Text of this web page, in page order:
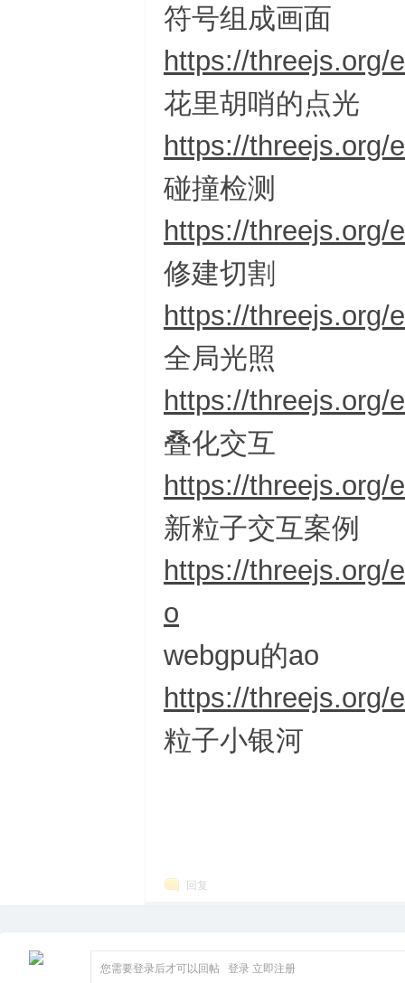
符号组成画面
https://threejs.org/
花里胡哨的点光
https://threejs.org/
碰撞检测
https://threejs.org/
修建切割
https://threejs.org/
全局光照
https://threejs.org/
叠化交互
https://threejs.org/
新粒子交互案例
https://threejs.org/
o
webgpu的ao
https://threejs.org/
粒子小银河
回复
您需要登录后才可以回帖 登录 立即注册